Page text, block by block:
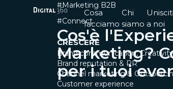
Cosa
facciamo
Chi
siamo
Unisciti
a noi
CRESCERE
Brand communication,
Brand reputation & PR
Channel marketing &
Customer experience
#Marketing B2B
#Connect
Cos'è
Marketing?
per i tuoi